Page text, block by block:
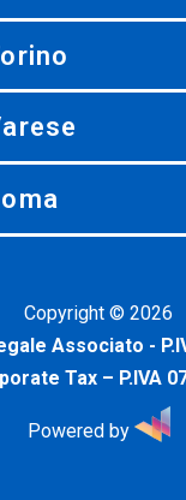
Copyright © 2026
Associato -
Tax – P.IVA
Powered by